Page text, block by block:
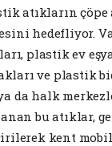
atıkların
hedefliyor.
plastik ev
ve plastik
da halk
bu atıklar,
kent